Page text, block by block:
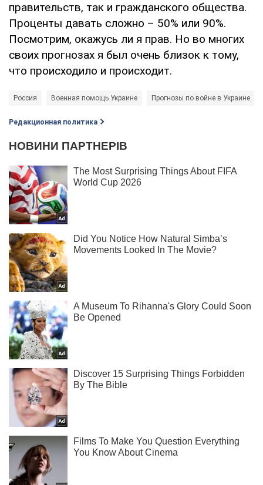
правительств, так и гражданского общества.
Проценты давать сложно – 50% или 90%.
Посмотрим, окажусь ли я прав. Но во многих
своих прогнозах я был очень близок к тому,
что происходило и происходит.
Россия Военная помощь Украине Прогнозы по войне в Украине
Редакционная политика